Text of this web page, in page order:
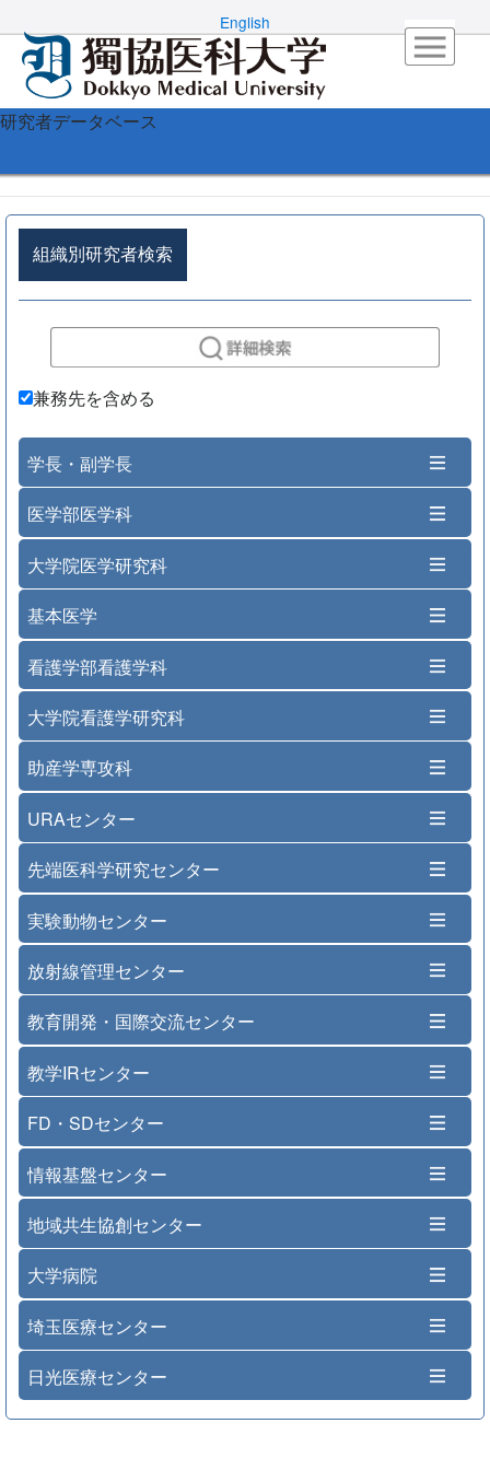
English
研究者データベース
組織別研究者検索
兼務先を含める
学長・副学長
医学部医学科
大学院医学研究科
基本医学
看護学部看護学科
大学院看護学研究科
助産学専攻科
URAセンター
先端医科学研究センター
実験動物センター
放射線管理センター
教育開発・国際交流センター
教学IRセンター
FD・SDセンター
情報基盤センター
地域共生協創センター
大学病院
埼玉医療センター
日光医療センター